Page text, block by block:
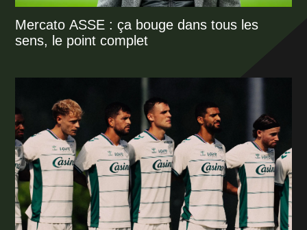
Mercato ASSE : ça bouge dans tous les
sens, le point complet